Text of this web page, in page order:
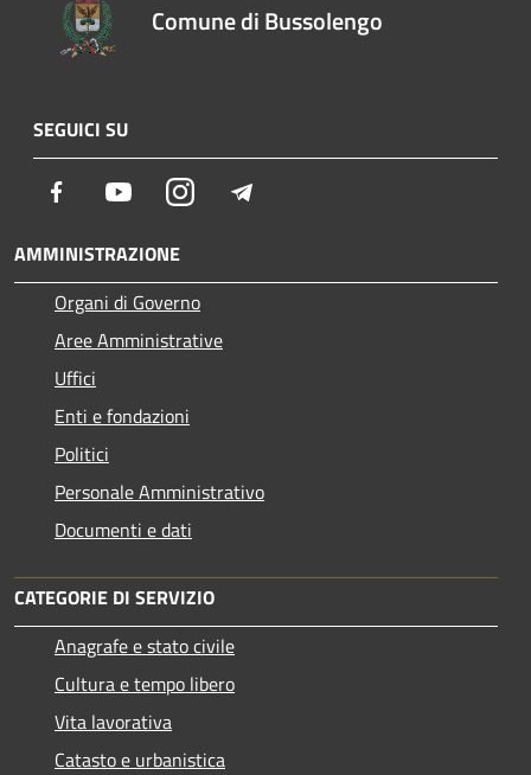
Comune di Bussolengo
SEGUICI SU
Facebook YoutubeInstagram
AMMINISTRAZIONE
Organi di Governo
Aree Amministrative
Uffici
Enti e fondazioni
Politici
Personale Amministrativo
Documenti e dati
CATEGORIE DI SERVIZIO
Anagrafe e stato civile
Cultura e tempo libero
Vita lavorativa
Catasto e urbanistica